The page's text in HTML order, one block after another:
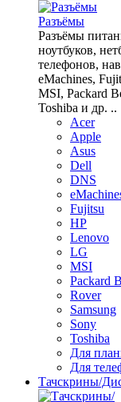
Разъёмы
Разъёмы
ноутбуков,
телефонов,
eMachines,
MSI, Packard
Toshiba и др. ..
Acer
Apple
Asus
Dell
DNS
Fujitsu
HP
Lenovo
LG
MSI
Packard
Rover
Samsung
Sony
Toshiba
Для
Для
Тачскрины/